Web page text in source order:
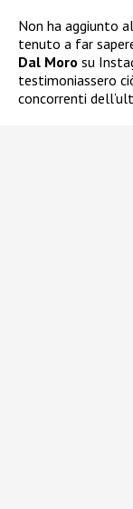
Non ha aggiunto
tenuto a far
Dal Moro su
testimoniassero
concorrenti